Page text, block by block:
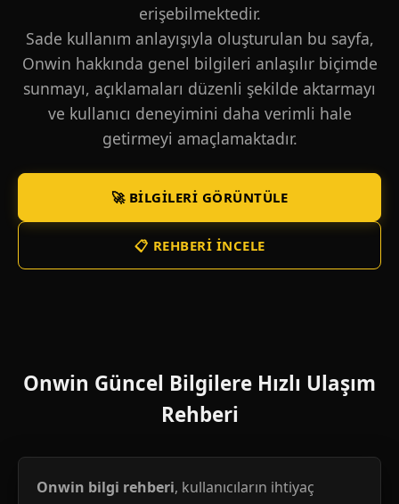
erişebilmektedir.
Sade kullanım anlayışıyla oluşturulan bu sayfa,
Onwin hakkında genel bilgileri anlaşılır biçimde
sunmayı, açıklamaları düzenli şekilde aktarmayı
ve kullanıcı deneyimini daha verimli hale
getirmeyi amaçlamaktadır.
🚀 BILGILERI GÖRÜNTÜLE
📋 REHBERI İNCELE
Onwin Güncel Bilgilere Hızlı Ulaşım
Rehberi
Onwin bilgi rehberi, kullanıcıların ihtiyaç